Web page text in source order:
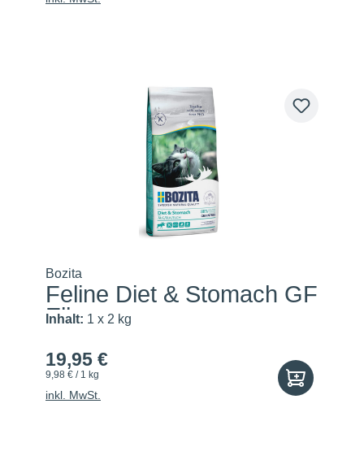
Bozita
Feline Diet & Stomach GF
Elk
Inhalt: 1 x 2 kg
19,95 €
9,98 € / 1 kg
inkl. MwSt.